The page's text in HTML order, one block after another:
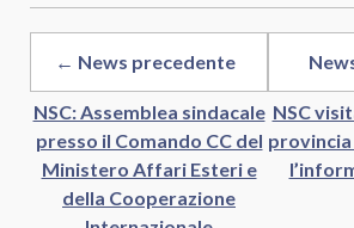
← News precedente
NSC: Assemblea sindacale
presso il Comando CC del
Ministero Affari Esteri e
della Cooperazione
NSC